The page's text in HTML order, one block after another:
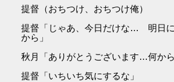
提督（おちつけ、おちつけ俺）
提督「じゃあ、今日だけな… 明日
から」
秋月「ありがとうございます…何から
提督「いちいち気にするな」